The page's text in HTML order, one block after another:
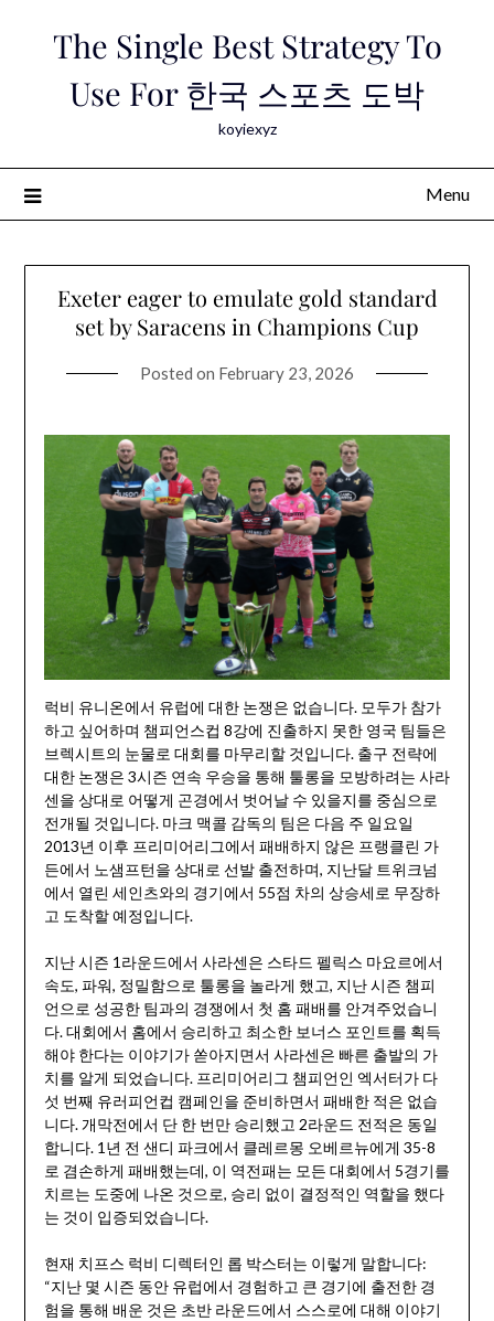
The Single Best Strategy To
Use For 한국 스포츠 도박
koyiexyz
Menu
Exeter eager to emulate gold standard
set by Saracens in Champions Cup
Posted on February 23, 2026
럭비 유니온에서 유럽에 대한 논쟁은 없습니다. 모두가 참가
하고 싶어하며 챔피언스컵 8강에 진출하지 못한 영국 팀들은
브렉시트의 눈물로 대회를 마무리할 것입니다. 출구 전략에
대한 논쟁은 3시즌 연속 우승을 통해 툴롱을 모방하려는 사라
센을 상대로 어떻게 곤경에서 벗어날 수 있을지를 중심으로
전개될 것입니다. 마크 맥콜 감독의 팀은 다음 주 일요일
2013년 이후 프리미어리그에서 패배하지 않은 프랭클린 가
든에서 노샘프턴을 상대로 선발 출전하며, 지난달 트위크넘
에서 열린 세인츠와의 경기에서 55점 차의 상승세로 무장하
고 도착할 예정입니다.
지난 시즌 1라운드에서 사라센은 스타드 펠릭스 마요르에서
속도, 파워, 정밀함으로 툴롱을 놀라게 했고, 지난 시즌 챔피
언으로 성공한 팀과의 경쟁에서 첫 홈 패배를 안겨주었습니
다. 대회에서 홈에서 승리하고 최소한 보너스 포인트를 획득
해야 한다는 이야기가 쏟아지면서 사라센은 빠른 출발의 가
치를 알게 되었습니다. 프리미어리그 챔피언인 엑서터가 다
섯 번째 유러피언컵 캠페인을 준비하면서 패배한 적은 없습
니다. 개막전에서 단 한 번만 승리했고 2라운드 전적은 동일
합니다. 1년 전 샌디 파크에서 클레르몽 오베르뉴에게 35-8
로 겸손하게 패배했는데, 이 역전패는 모든 대회에서 5경기를
치르는 도중에 나온 것으로, 승리 없이 결정적인 역할을 했다
는 것이 입증되었습니다.
현재 치프스 럭비 디렉터인 롭 박스터는 이렇게 말합니다:
“지난 몇 시즌 동안 유럽에서 경험하고 큰 경기에 출전한 경
험을 통해 배운 것은 초반 라운드에서 스스로에 대해 이야기